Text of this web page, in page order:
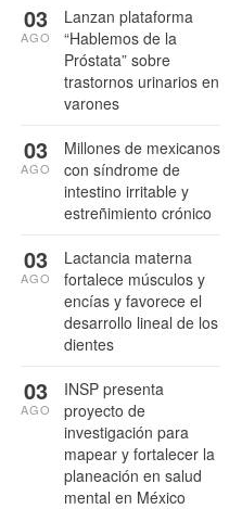
Lanzan plataforma
“Hablemos de la
Próstata” sobre
trastornos urinarios en
varones
03
AGO
Millones de mexicanos
con síndrome de
intestino irritable y
estreñimiento crónico
03
AGO
Lactancia materna
fortalece músculos y
encías y favorece el
desarrollo lineal de los
dientes
03
AGO
INSP presenta
proyecto de
investigación para
mapear y fortalecer la
planeación en salud
mental en México
03
AGO